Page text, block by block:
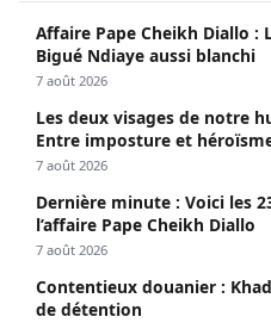
Affaire Pape Cheikh Diallo :
Bigué Ndiaye aussi blanchi
7 août 2026
Les deux visages de notre
Entre imposture et
Seydi)
7 août 2026
Dernière minute : Voici les
l’affaire Pape Cheikh Diallo
7 août 2026
Contentieux douanier :
de détention